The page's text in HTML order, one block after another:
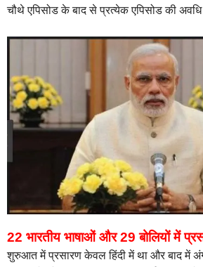
चौथे एपिसोड के बाद से प्रत्येक एपिसोड की
22 भारतीय भाषाओं और 29 बोलियों में
शुरुआत में प्रसारण केवल हिंदी में था और बाद में